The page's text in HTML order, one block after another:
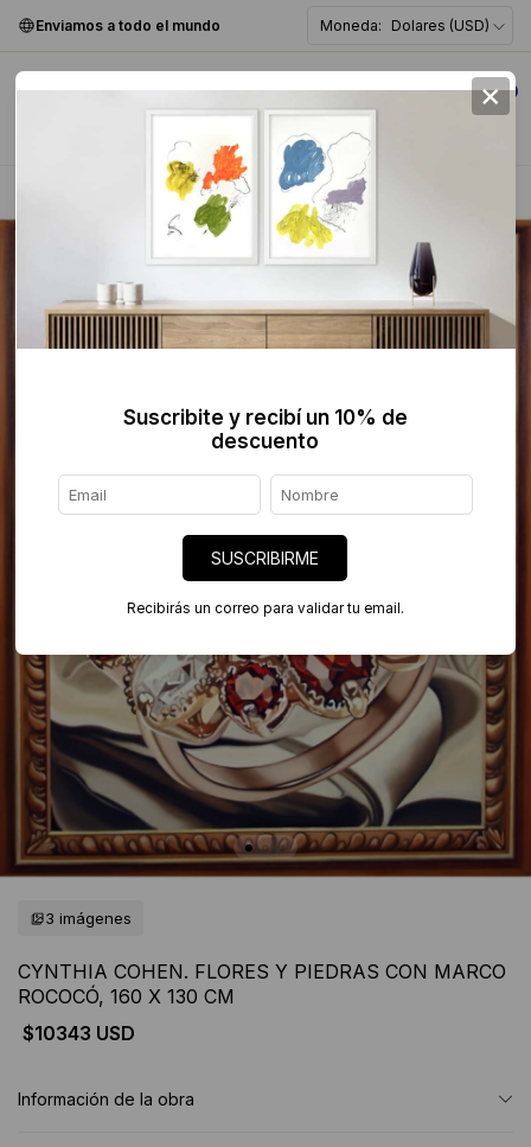
Enviamos a todo el mundo Moneda: Dolares (USD)
0
Figurativa >
3 imágenes
CYNTHIA COHEN. FLORES Y PIEDRAS CON MARCO
ROCOCÓ, 160 X 130 CM
$10343 USD
Información de la obra
×
Suscribite y recibí un 10% de
descuento
SUSCRIBIRME
Recibirás un correo para validar tu email.